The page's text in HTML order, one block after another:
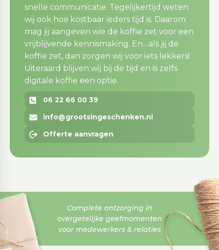
snelle communicatie. Tegelijkertijd weten
wij ook hoe kostbaar ieders tijd is. Daarom
mag jij aangeven wie de koffie zet voor een
vrijblijvende kennismaking. En....als jij de
koffie zet, dan zorgen wij voor iets lekkers!
Uiteraard blijven wij bij de tijd en is zelfs
digitale koffie een optie.
06 22 66 00 39
info@grootsingeschenken.nl
Offerte aanvragen
Complete ontzorging in
overgetelijke geefmomenten
voor medewerkers & relaties